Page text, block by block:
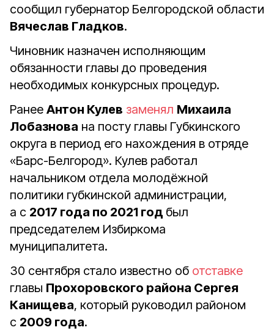
сообщил губернатор Белгородской области
Вячеслав Гладков.
Чиновник назначен исполняющим
обязанности главы до проведения
необходимых конкурсных процедур.
Ранее Антон Кулев заменял Михаила
Лобазнова на посту главы Губкинского
округа в период его нахождения в отряде
«Барс-Белгород». Кулев работал
начальником отдела молодёжной
политики губкинской администрации,
а с 2017 года по 2021 год был
председателем Избиркома
муниципалитета.
30 сентября стало известно об отставке
главы Прохоровского района Сергея
Канищева, который руководил районом
с 2009 года.